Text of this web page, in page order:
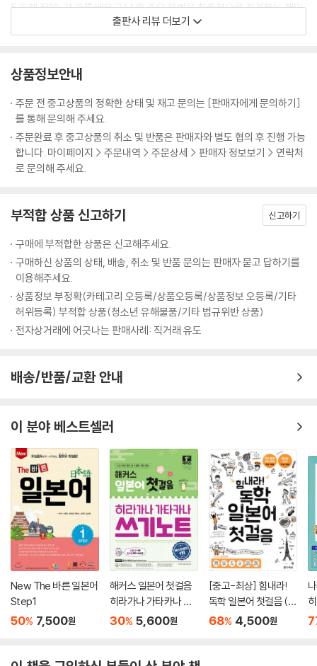
5.독해 작문: 각 과를 배우고 난 후 주요 문법을 최종적으로 점검하는 페이
7.듣기 연습: 본문과 문법 포인트에서 다루는 내용을 중심으로 구성된 듣
8.회화 플러스: 본문 회화 이외의 응용 회화로 기초 단계에서 회화의 자신
감을 키워줍니다.
출판사 리뷰 더보기
상품정보안내
주문 전 중고상품의 정확한 상태 및 재고 문의는 [판매자에게 문의하기]
를 통해 문의해 주세요.
주문완료 후 중고상품의 취소 및 반품은 판매자와 별도 협의 후 진행 가능
합니다. 마이페이지 > 주문내역 > 주문상세 > 판매자 정보보기 > 연락처
로 문의해 주세요.
부적합 상품 신고하기 신고하기
구매에 부적합한 상품은 신고해주세요.
구매하신 상품의 상태, 배송, 취소 및 반품 문의는 판매자 묻고 답하기를
이용해주세요.
상품정보 부정확(카테고리 오등록/상품오등록/상품정보 오등록/기타
허위등록) 부적합 상품(청소년 유해물품/기타 법규위반 상품)
전자상거래에 어긋나는 판매사례: 직거래 유도
배송/반품/교환 안내
이 분야 베스트셀러
New The 바른 일본어
Step1
50% 7,500원
해커스 일본어 첫걸음
히라가나 가타카나 쓰
기노트
30% 5,600원
[중고-최상] 힘내라!
독학 일본어 첫걸음 (책
+ 쓰기 노트/워크북 +
68% 4,500원
기